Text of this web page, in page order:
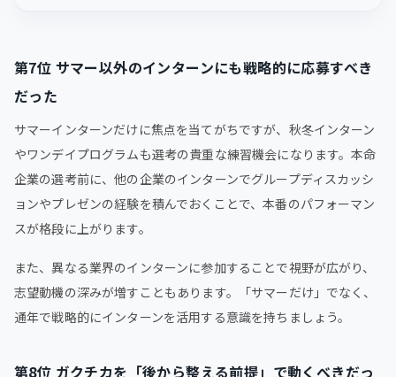
第7位 サマー以外のインターンにも戦略的に応募すべき
だった
サマーインターンだけに焦点を当てがちですが、秋冬インターン
やワンデイプログラムも選考の貴重な練習機会になります。本命
企業の選考前に、他の企業のインターンでグループディスカッシ
ョンやプレゼンの経験を積んでおくことで、本番のパフォーマン
スが格段に上がります。
また、異なる業界のインターンに参加することで視野が広がり、
志望動機の深みが増すこともあります。「サマーだけ」でなく、
通年で戦略的にインターンを活用する意識を持ちましょう。
第8位 ガクチカを「後から整える前提」で動くべきだっ